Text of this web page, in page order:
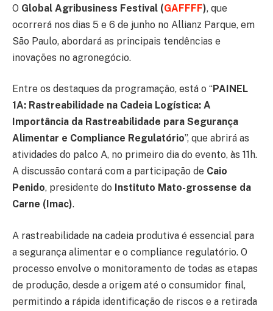
O Global Agribusiness Festival (GAFFFF), que
ocorrerá nos dias 5 e 6 de junho no Allianz Parque, em
São Paulo, abordará as principais tendências e
inovações no agronegócio.
Entre os destaques da programação, está o “PAINEL
1A: Rastreabilidade na Cadeia Logística: A
Importância da Rastreabilidade para Segurança
Alimentar e Compliance Regulatório”, que abrirá as
atividades do palco A, no primeiro dia do evento, às 11h.
A discussão contará com a participação de Caio
Penido, presidente do Instituto Mato-grossense da
Carne (Imac).
A rastreabilidade na cadeia produtiva é essencial para
a segurança alimentar e o compliance regulatório. O
processo envolve o monitoramento de todas as etapas
de produção, desde a origem até o consumidor final,
permitindo a rápida identificação de riscos e a retirada